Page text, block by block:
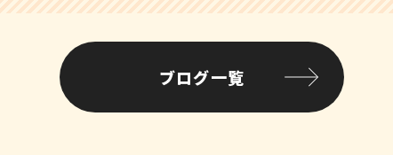
c
e
b
o
it
te
r
ai
l
ブログ一覧